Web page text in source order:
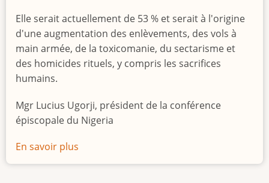
Elle serait actuellement de 53 % et serait à l'origine
d'une augmentation des enlèvements, des vols à
main armée, de la toxicomanie, du sectarisme et
des homicides rituels, y compris les sacrifices
humains.
Mgr Lucius Ugorji, président de la conférence
épiscopale du Nigeria
En savoir plus
Le